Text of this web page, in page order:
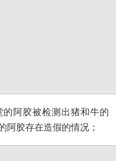
阿胶被检测出猪和牛的
阿胶存在造假的情况；